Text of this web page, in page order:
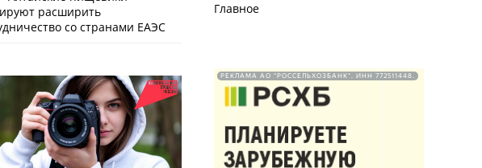
расширить
со странами ЕАЭС
Главное
РЕКЛАМА АО "РОССЕЛЬХОЗБАНК". ИНН 772511448.